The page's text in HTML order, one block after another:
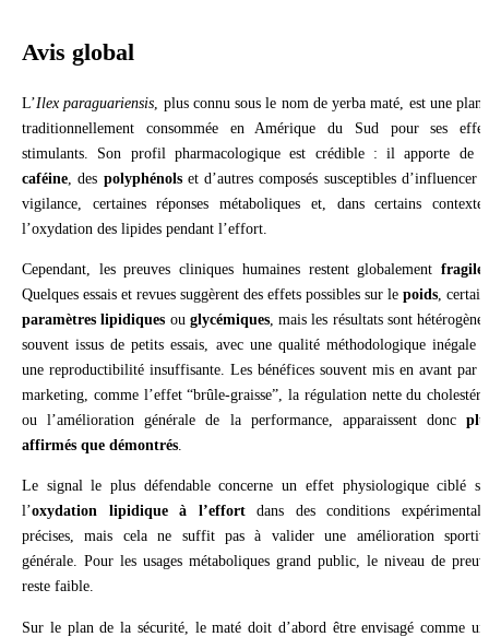
Avis global
L’Ilex paraguariensis , plus connu sous le nom de yerba maté, est une
traditionnellement consommée en Amérique du Sud pour ses
stimulants. Son profil pharmacologique est crédible : il apporte de
caféine , des polyphénolset d’autres composés susceptibles d’influencer
vigilance, certaines réponses métaboliques et, dans certains
l’oxydation des lipides pendant l’effort.
Cependant, les preuves cliniques humaines restent globalement fragiles
Quelques essais et revues suggèrent des effets possibles sur le poids ,
paramètres lipidiques ou glycémiques, mais les résultats sont
souvent issus de petits essais, avec une qualité méthodologique inégale
une reproductibilité insuffisante. Les bénéfices souvent mis en avant par
marketing, comme l’effet “brûle-graisse”, la régulation nette du
ou l’amélioration générale de la performance, apparaissent donc
affirmés que démontrés
Le signal le plus défendable concerne un effet physiologique ciblé
l’oxydation lipidique à l’effortdans des conditions
précises, mais cela ne suffit pas à valider une amélioration
générale. Pour les usages métaboliques grand public, le niveau de
reste faible.
Sur le plan de la sécurité, le maté doit d’abord être envisagé comme